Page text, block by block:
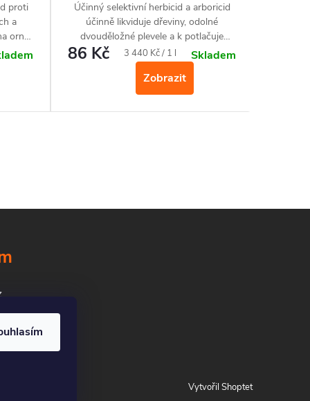
proti
a
orné
v
Účinný selektivní herbicid a arboricid
účinně likviduje dřeviny, odolné
dvouděložné plevele a k potlačuje
pařezovou výmladnost.
86 Kč
Měrná
3 440 Kč / 1 l
Skladem
Zobrazit
Vytvořil Shoptet